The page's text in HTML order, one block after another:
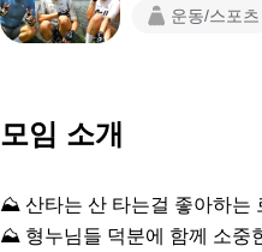
운동/스포츠
모임 소개
⛰️ 산타는 산 타는걸 좋아하는
⛰️ 형누님들 덕분에 함께 소중